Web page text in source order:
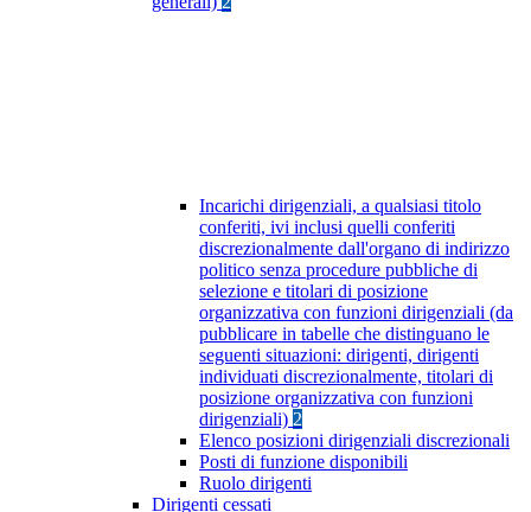
Incarichi dirigenziali, a qualsiasi titolo
conferiti, ivi inclusi quelli conferiti
discrezionalmente dall'organo di indirizzo
politico senza procedure pubbliche di
selezione e titolari di posizione
organizzativa con funzioni dirigenziali (da
pubblicare in tabelle che distinguano le
seguenti situazioni: dirigenti, dirigenti
individuati discrezionalmente, titolari di
posizione organizzativa con funzioni
dirigenziali) 2
Elenco posizioni dirigenziali discrezionali
Posti di funzione disponibili
Ruolo dirigenti
Dirigenti cessati